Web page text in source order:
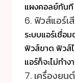
แผงคอลย์ทันที
6. ฟิวส์แอร์เ
ระบบแอร์เชื่อ
ฟิวส์ขาด ฟิวส์ไ
แอร์ก็จะไม่ทำง
7. เครื่องยน